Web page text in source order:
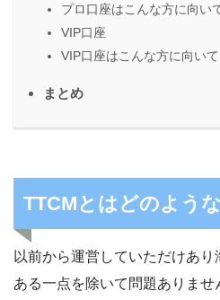
プロ口座はこんな方に向い
VIP口座
VIP口座はこんな方に向い
まとめ
TTCMとはどのよう
以前から運営していただけあ
ある一点を除いて問題ありませ